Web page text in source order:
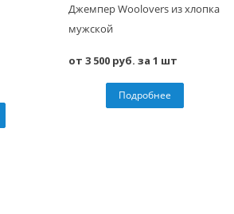
Джемпер Woolovers из хлопка
мужской
от 3 500 руб. за 1 шт
Подробнее